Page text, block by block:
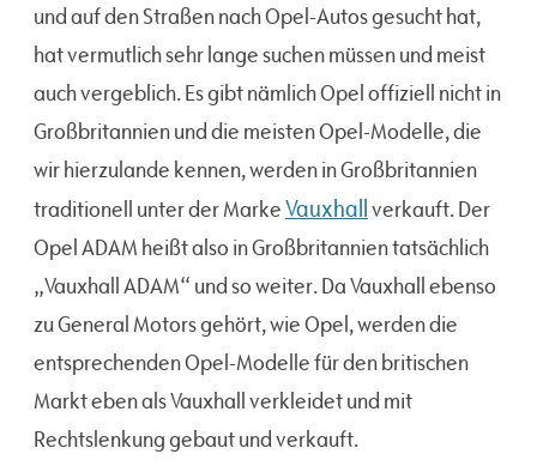
und auf den Straßen nach Opel-Autos gesucht hat,
hat vermutlich sehr lange suchen müssen und meist
auch vergeblich. Es gibt nämlich Opel offiziell nicht in
Großbritannien und die meisten Opel-Modelle, die
wir hierzulande kennen, werden in Großbritannien
traditionell unter der MarkeVauxhallverkauft. Der
Opel ADAM heißt also in Großbritannien tatsächlich
„Vauxhall ADAM“ und so weiter. Da Vauxhall ebenso
zu General Motors gehört, wie Opel, werden die
entsprechenden Opel-Modelle für den britischen
Markt eben als Vauxhall verkleidet und mit
Rechtslenkung gebaut und verkauft.